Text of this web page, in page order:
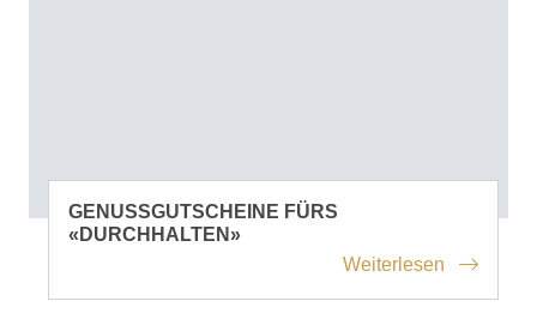
GENUSSGUTSCHEINE FÜRS
«DURCHHALTEN»
Weiterlesen